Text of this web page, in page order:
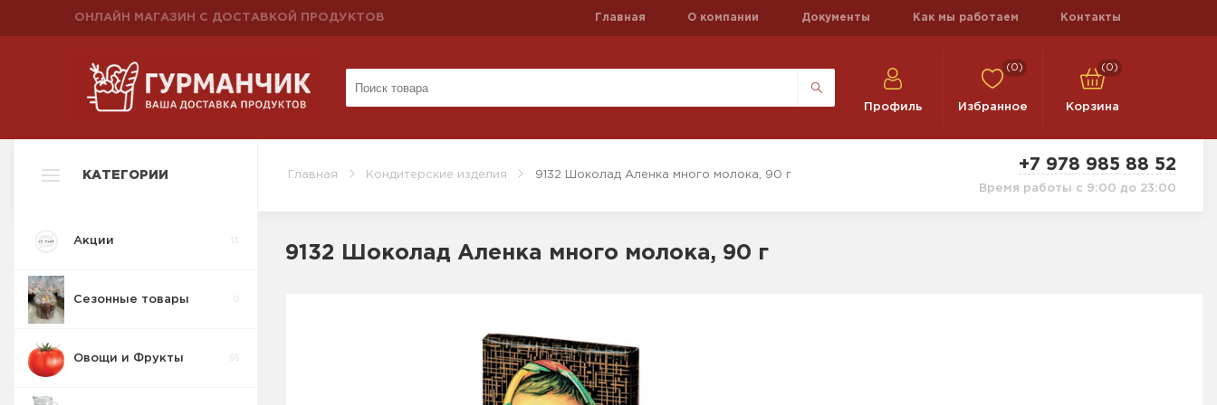
ОНЛАЙН МАГАЗИН С ДОСТАВКОЙ ПРОДУКТОВ Главная О компании Документы Как мы работаем Контакты
Профиль
(0)
Избранное
(0)
Корзина
Главная Кондитерские изделия 9132 Шоколад Аленка много молока, 90 г
+7 978 985 88 52
Время работы с 9:00 до 23:00
КАТЕГОРИИ
Акции 13
Сезонные товары
Овощи и Фрукты 95
9132 Шоколад Аленка много молока, 90 г